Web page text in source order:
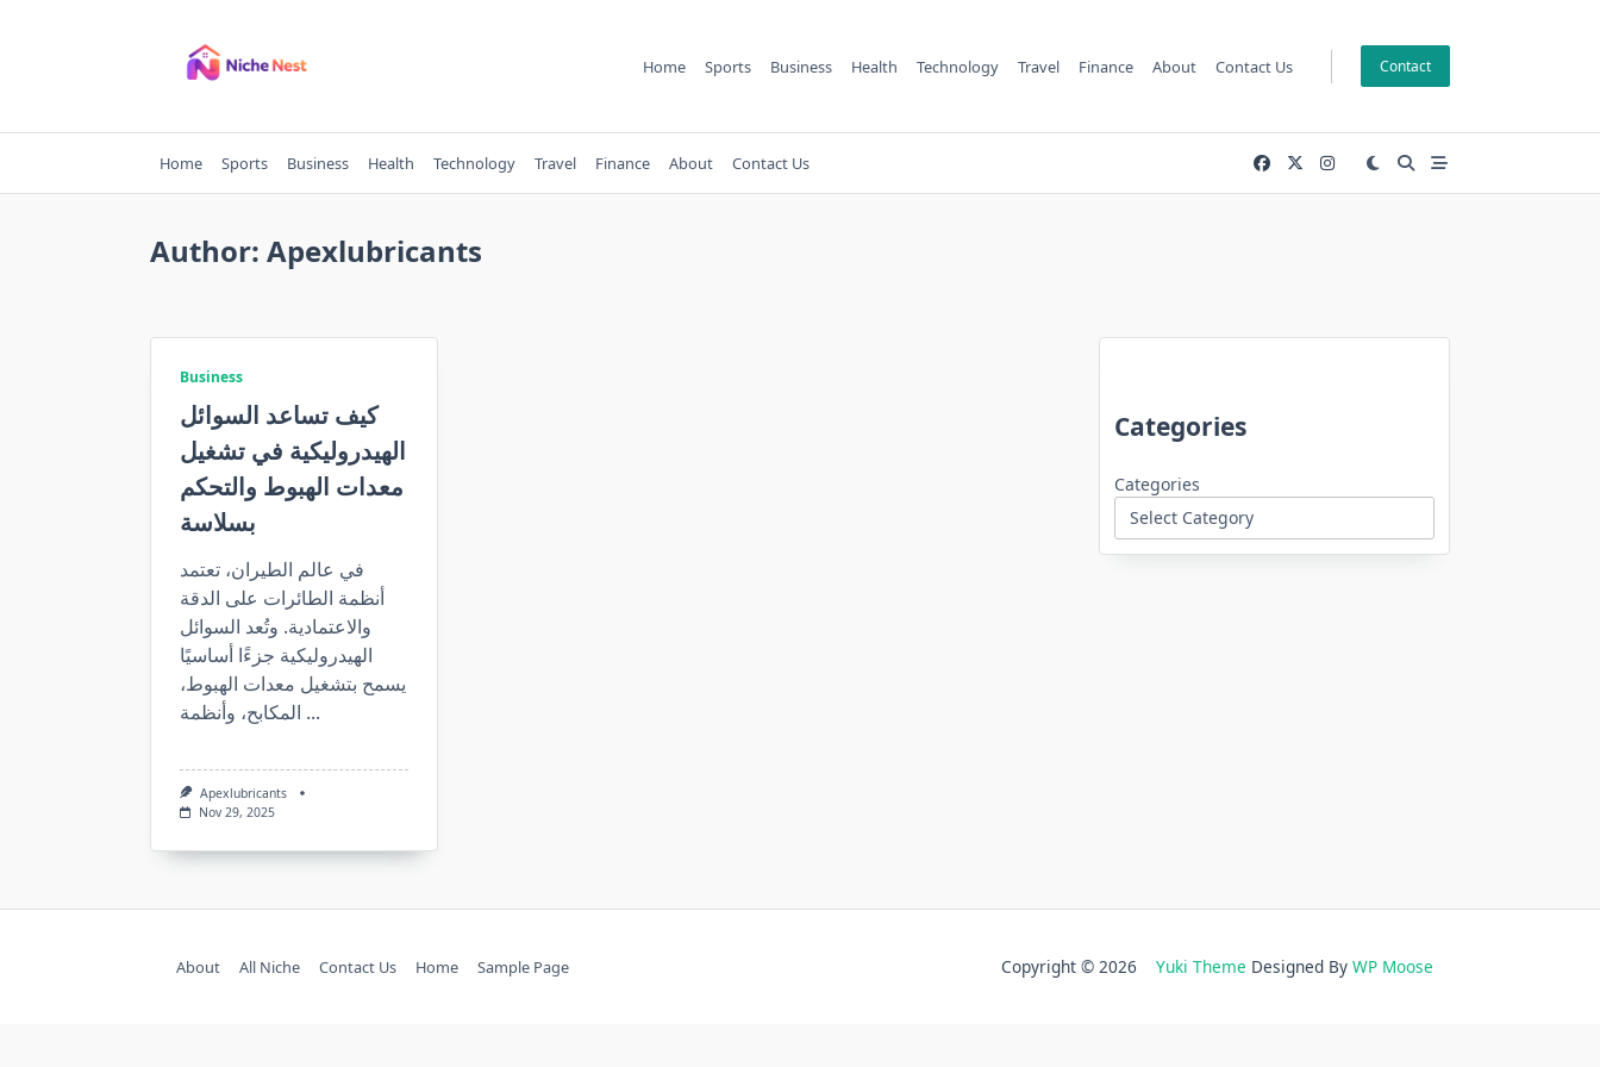
Home Sports Business Health Technology Travel Finance About Contact Us Contact
Home Sports Business Health Technology Travel Finance About Contact Us
Author: Apexlubricants
Business
كيف تساعد السوائل
الهيدروليكية في تشغيل
معدات الهبوط والتحكم
بسلاسة
في عالم الطيران، تعتمد
أنظمة الطائرات على الدقة
والاعتمادية. وتُعد السوائل
الهيدروليكية جزءًا أساسيًا
يسمح بتشغيل معدات الهبوط،
المكابح، وأنظمة ...
Apexlubricants
Nov 29, 2025
Categories
Categories
About All Niche Contact Us Home Sample Page Copyright © 2026 Yuki Theme Designed By WP Moose